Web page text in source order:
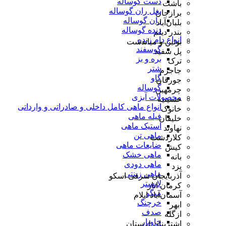
بغل ران گوساله
ران گوساله
دنده گوساله
انواع دام زنده
گوسفند
بره و بز
شتر
گاو
گوساله
محصولات آبزی
انواع ماهی کامل داخلی و صادراتی و وارداتی
فیله ماهی
استیک ماهی
ماهی تن
ضایعات ماهی
ماهی خشک
ماهی دودی
ماهی زینتی
لابستر
میگو
خرچنگ
صدف
خاویار
باشت
برازجان
بلبان‌آباد
بندر دیلم
بوئین و میاندشت
پل سفید
ترک
جاجرم
جورقان
چرمهین
حسینیه
خانوک
خلیفان
نهاوند
کلاردشت
کیش
بانه
یزد
آذربایجان شرقی اسکو
کرمان انار
آسمان‌آباد ایلام
ابهر
ازگله
اشترینان لرستان